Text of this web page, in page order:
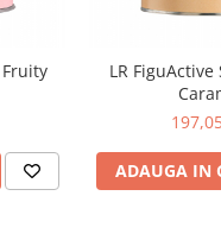
Fruity
LR FiguActive
ADAUGA IN